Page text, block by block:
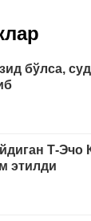
бўлса,
Т-Эчо
этилди